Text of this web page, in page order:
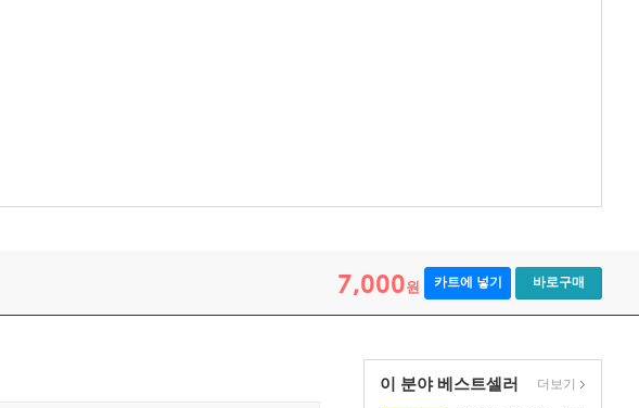
7,000원 카트에 넣기 바로구매
이 분야 베스트셀러 더보기